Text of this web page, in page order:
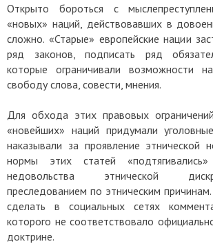
Открыто бороться с
«новых» наций, действовавших в
сложно. «Старые» европейские нации
ряд законов, подписать ряд
которые ограничивали возможности
свободу слова, совести, мнения.
Для обхода этих правовых
«новейших» наций придумали
наказывали за проявление этнической
нормы этих статей
недовольства этнической
преследованием по этническим
сделать в социальных сетях
которого не соответствовало
доктрине.